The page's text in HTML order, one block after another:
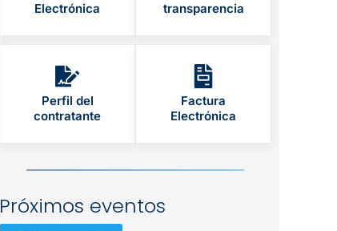
Electrónica
transparencia
Perfil del
contratante
Factura
Electrónica
Próximos eventos